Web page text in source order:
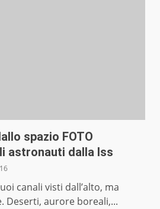
spazio FOTO
astronauti dalla Iss
canali visti dall’alto, ma
Deserti, aurore boreali,...